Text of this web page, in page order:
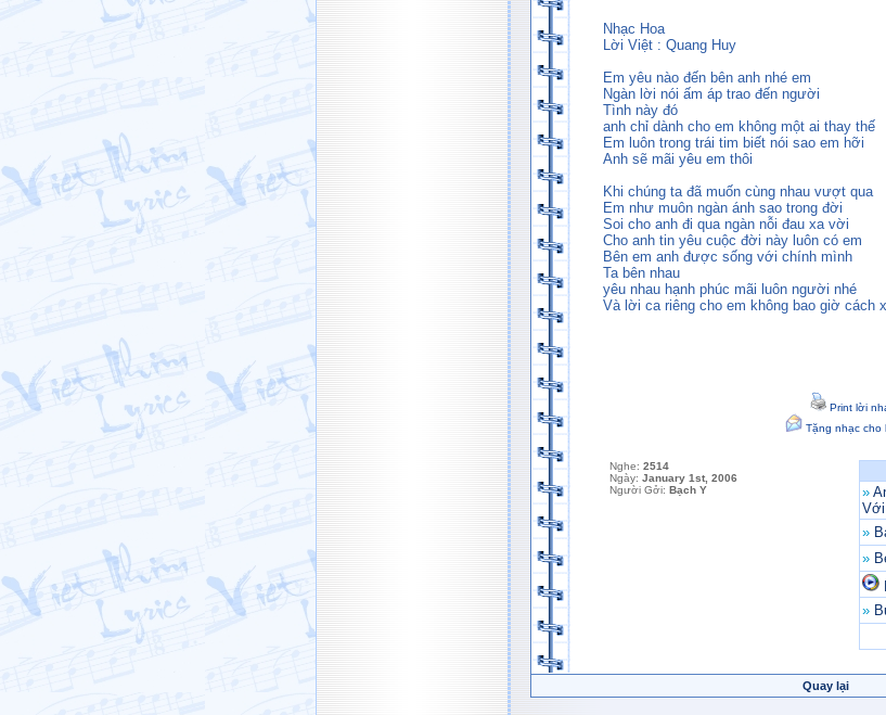
Nhạc Hoa
Lời Việt : Quang Huy
Em yêu nào đến bên anh nhé em
Ngàn lời nói ấm áp trao đến người
Tình này đó
anh chỉ dành cho em không một ai thay thế
Em luôn trong trái tim biết nói sao em hỡi
Anh sẽ mãi yêu em thôi
Khi chúng ta đã muốn cùng nhau vượt qua
Em như muôn ngàn ánh sao trong đời
Soi cho anh đi qua ngàn nỗi đau xa vời
Cho anh tin yêu cuộc đời này luôn có em
Bên em anh được sống với chính mình
Ta bên nhau
yêu nhau hạnh phúc mãi luôn người nhé
Và lời ca riêng cho em không bao giờ cách
Print lời
Tặng nhạc cho
Nghe: 2514
Ngày: January 1st, 2006
Người Gởi: Bạch Y »
»
»
»
Quay lại